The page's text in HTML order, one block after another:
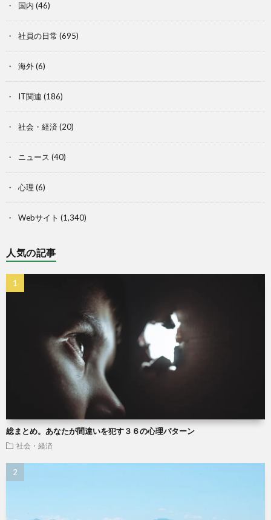
国内 (46)
社員の日常 (695)
海外(6)
IT関連 (186)
社会・経済 (20)
ニュース (40)
心理 (6)
Webサイト (1,340)
人気の記事
総まとめ。あなたが間違いを犯す３６の心理パターン
社会・経済